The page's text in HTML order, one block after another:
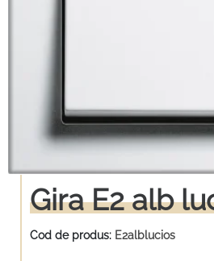
Gira E2 alb
Cod de produs: E2alblucios